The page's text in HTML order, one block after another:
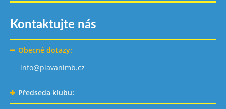
Kontaktujte nás
Obecné dotazy:
info@plavanimb.cz
Předseda klubu: